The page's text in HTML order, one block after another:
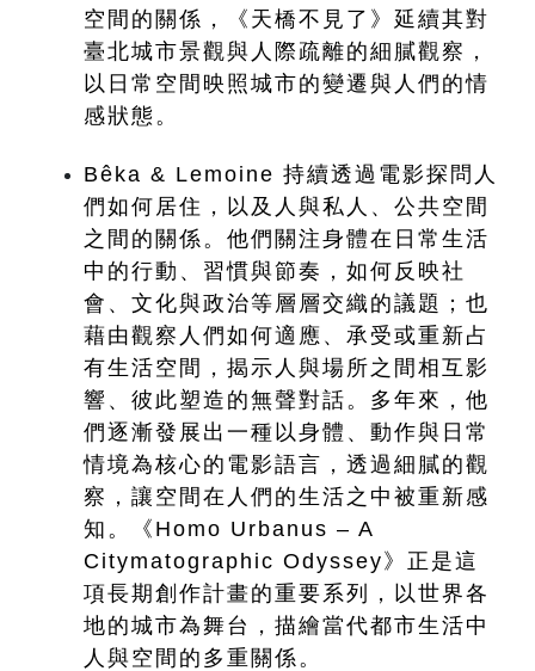
空間的關係，《天橋不見了》延續其對
臺北城市景觀與人際疏離的細膩觀察，
以日常空間映照城市的變遷與人們的情
感狀態。
Bêka & Lemoine 持續透過電影探問人
們如何居住，以及人與私人、公共空間
之間的關係。他們關注身體在日常生活
中的行動、習慣與節奏，如何反映社
會、文化與政治等層層交織的議題；也
藉由觀察人們如何適應、承受或重新占
有生活空間，揭示人與場所之間相互影
響、彼此塑造的無聲對話。多年來，他
們逐漸發展出一種以身體、動作與日常
情境為核心的電影語言，透過細膩的觀
察，讓空間在人們的生活之中被重新感
知。《Homo Urbanus – A
Citymatographic Odyssey》正是這
項長期創作計畫的重要系列，以世界各
地的城市為舞台，描繪當代都市生活中
人與空間的多重關係。